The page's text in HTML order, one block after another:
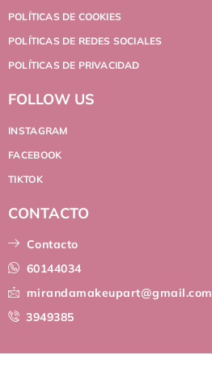
POLÍTICAS DE COOKIES
POLÍTICAS DE REDES SOCIALES
POLÍTICAS DE PRIVACIDAD
FOLLOW US
INSTAGRAM
FACEBOOK
TIKTOK
CONTACTO
Contacto
60144034
mirandamakeupart@gmail.com
3949385